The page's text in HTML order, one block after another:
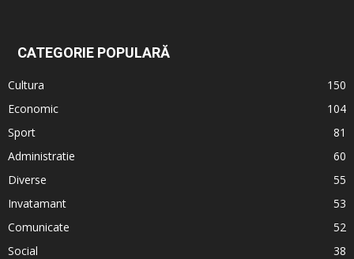
CATEGORIE POPULARĂ
Cultura
150
Economic
104
Sport
81
Administratie
60
Diverse
55
Invatamant
53
Comunicate
52
Social
38